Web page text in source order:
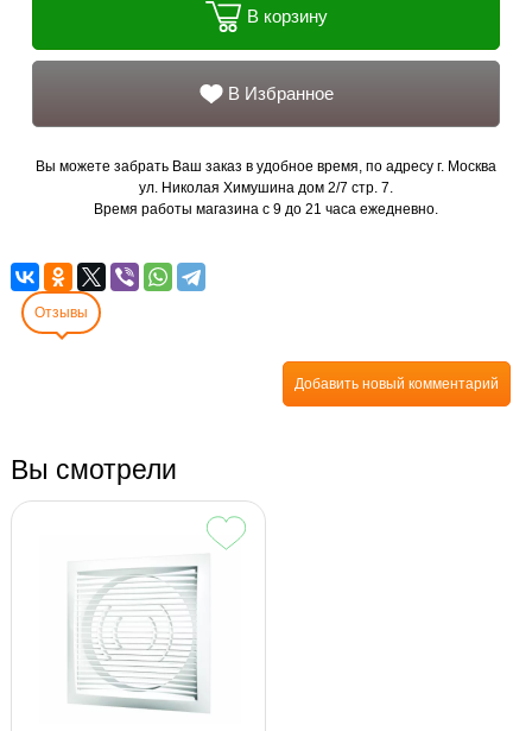
В корзину
В Избранное
Вы можете забрать Ваш заказ в удобное время, по адресу г. Москва
ул. Николая Химушина дом 2/7 стр. 7.
Время работы магазина с 9 до 21 часа ежедневно.
Отзывы
Добавить новый комментарий
Вы смотрели